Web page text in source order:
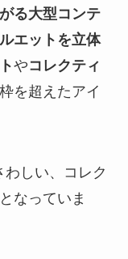
る大型コンテ
エットを立体
やコレクティ
を超えたアイ
しい、コレク
なっていま